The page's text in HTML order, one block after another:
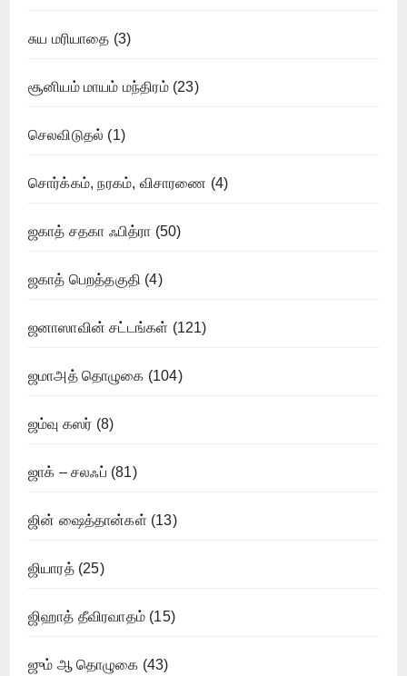
சுய மரியாதை (3)
சூனியம் மாயம் மந்திரம்(23)
செலவிடுதல் (1)
சொர்க்கம், நரகம், விசாரணை (4)
ஜகாத் சதகா ஃபித்ரா (50)
ஜகாத் பெறத்தகுதி (4)
ஜனாஸாவின் சட்டங்கள் (121)
ஜமாஅத் தொழுகை (104)
ஜம்வு கஸர் (8)
ஜாக் – சலஃப் (81)
ஜின் ஷைத்தான்கள் (13)
ஜியாரத்(25)
ஜிஹாத் தீவிரவாதம் (15)
ஜும் ஆ தொழுகை (43)